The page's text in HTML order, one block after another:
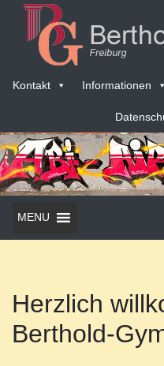
Kontakt Informationen
MENU
Herzlich
Berthold-